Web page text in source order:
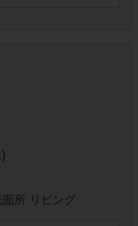
面所 リビング